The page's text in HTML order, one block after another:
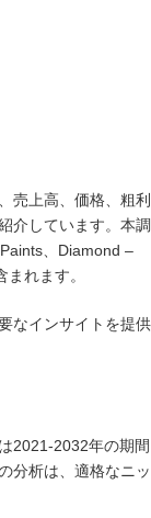
売上高、価格、粗利
介しています。本調
、Diamond –
れます。
なインサイトを提供
2021-2032年の期間
分析は、適格なニッ